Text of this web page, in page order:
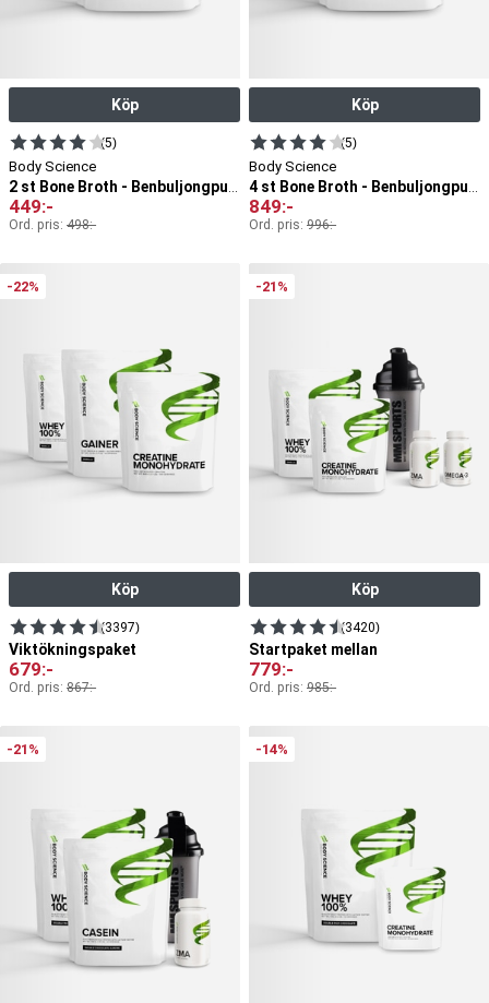
Köp
(5)
Body Science
449:-
Ord. pris: 498:-
Köp
(5)
Body Science
849:-
Ord. pris: 996:-
-22%
Köp
(3397)
Viktökningspaket
679:-
Ord. pris: 867:-
-21%
Köp
(3420)
Startpaket mellan
779:-
Ord. pris: 985:-
-21% -14%